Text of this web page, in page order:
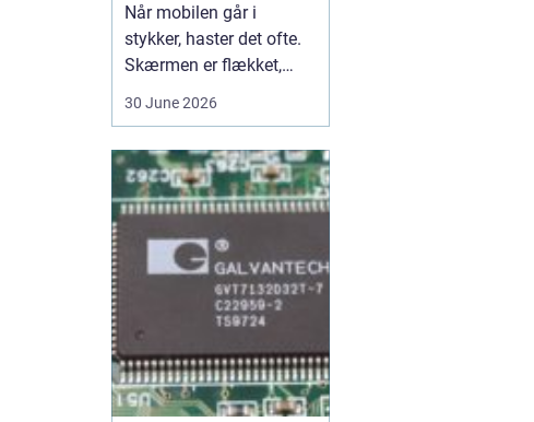
Når mobilen går i
stykker, haster det ofte.
Skærmen er flækket,
Aalborg er der flere
værksteder at vælge
imellem, og det kan være
svært at gennemskue,
hvem der faktisk leverer
30 June 2026